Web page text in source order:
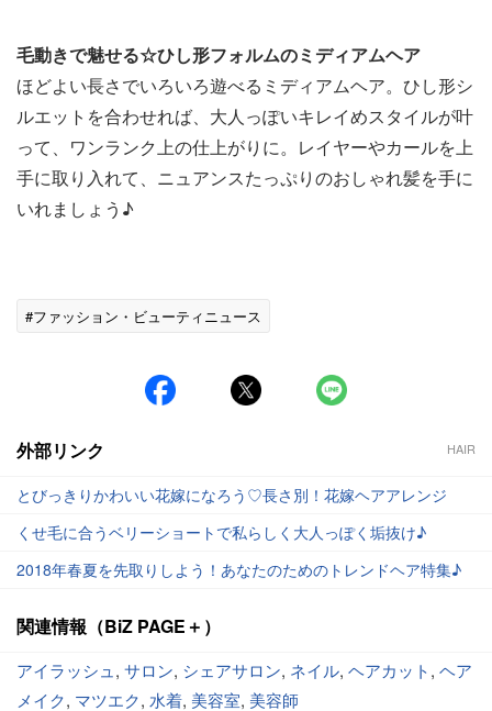
毛動きで魅せる☆ひし形フォルムのミディアムヘア
ほどよい長さでいろいろ遊べるミディアムヘア。ひし形シ
ルエットを合わせれば、大人っぽいキレイめスタイルが叶
って、ワンランク上の仕上がりに。レイヤーやカールを上
手に取り入れて、ニュアンスたっぷりのおしゃれ髪を手に
いれましょう♪
#ファッション・ビューティニュース
外部リンク HAIR
とびっきりかわいい花嫁になろう♡長さ別！花嫁ヘアアレンジ
くせ毛に合うベリーショートで私らしく大人っぽく垢抜け♪
2018年春夏を先取りしよう！あなたのためのトレンドヘア特集♪
関連情報（BiZ PAGE＋）
アイラッシュ , サロン, シェアサロン, ネイル, ヘアカット, ヘア
メイク, マツエク, 水着, 美容室, 美容師